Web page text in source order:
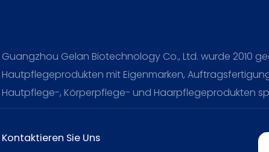
Guangzhou Gelan Biotechnology Co., Ltd. wurde 2010
Hautpflegeprodukten mit Eigenmarken,
Hautpflege-, Körperpflege- und Haarpflegeprodukten
Kontaktieren Sie Uns